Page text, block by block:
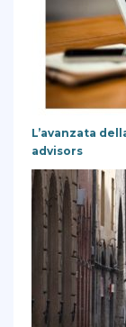
L’avanzata
advisors